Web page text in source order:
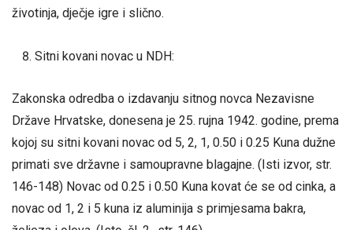
životinja, dječje igre i slično.
Sitni kovani novac u NDH:
Zakonska odredba o izdavanju sitnog novca Nezavisne
Države Hrvatske, donesena je 25. rujna 1942. godine, prema
kojoj su sitni kovani novac od 5, 2, 1, 0.50 i 0.25 Kuna dužne
primati sve državne i samoupravne blagajne. (Isti izvor, str.
146-148) Novac od 0.25 i 0.50 Kuna kovat će se od cinka, a
novac od 1, 2 i 5 kuna iz aluminija s primjesama bakra,